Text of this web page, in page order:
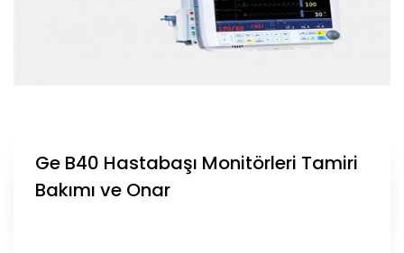
Ge B40 Hastabaşı Monitörleri Tamiri
Bakımı ve Onar